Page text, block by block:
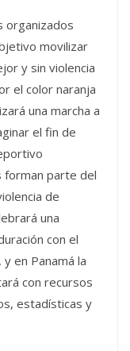
organizados
movilizar
y sin violencia
el color naranja
una marcha a
el fin de
forman parte del
de
una
con el
en Panamá la
con recursos
estadísticas y